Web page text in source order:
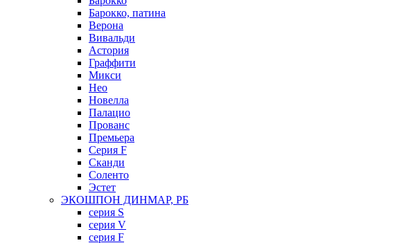
Барокко, патина
Верона
Вивальди
Астория
Граффити
Микси
Нео
Новелла
Палацио
Прованс
Премьера
Серия F
Сканди
Соленто
Эстет
ЭКОШПОН ДИНМАР, РБ
серия S
серия V
серия F